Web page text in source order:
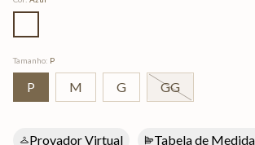
Tamanho: P
P M G GG
Provador Virtual Tabela de